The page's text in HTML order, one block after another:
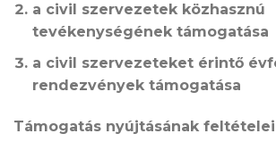
a civil szervezetek közhasznú
tevékenységének támogatása
a civil szervezeteket érintő
rendezvények támogatása
Támogatás nyújtásának